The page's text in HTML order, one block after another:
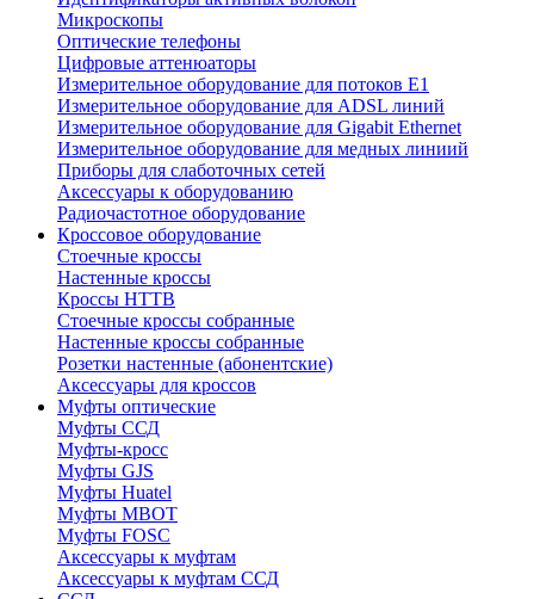
Микроскопы
Оптические телефоны
Цифровые аттенюаторы
Измерительное оборудование для потоков Е1
Измерительное оборудование для ADSL линий
Измерительное оборудование для Gigabit Ethernet
Измерительное оборудование для медных линиий
Приборы для слаботочных сетей
Аксессуары к оборудованию
Радиочастотное оборудование
Кроссовое оборудование
Стоечные кроссы
Настенные кроссы
Кроссы HTTB
Стоечные кроссы собранные
Настенные кроссы собранные
Розетки настенные (абонентские)
Аксессуары для кроссов
Муфты оптические
Муфты ССД
Муфты-кросс
Муфты GJS
Муфты Huatel
Муфты МВОТ
Муфты FOSC
Аксессуары к муфтам
Аксессуары к муфтам ССД